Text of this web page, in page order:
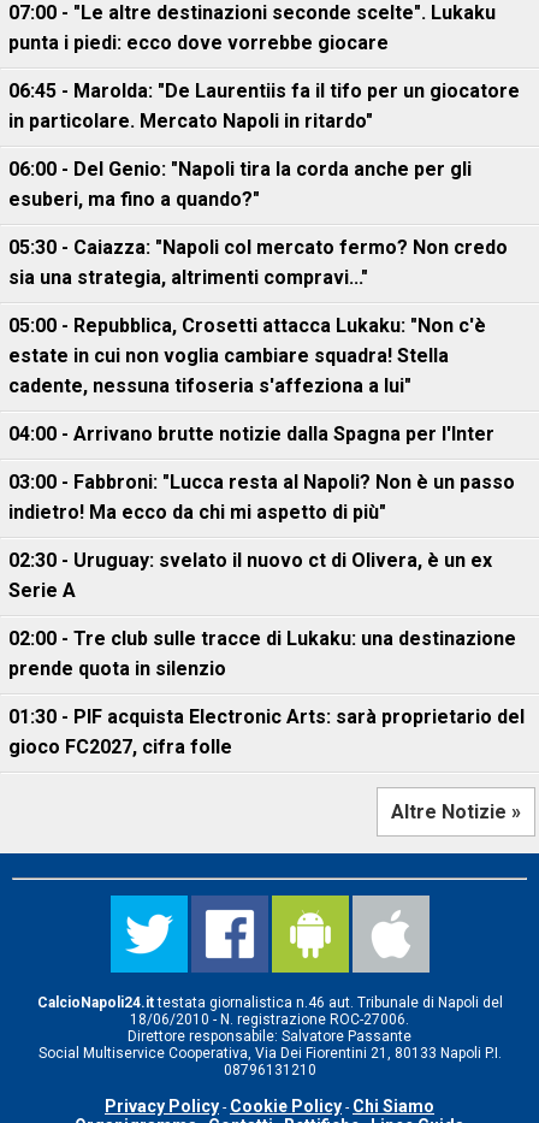
07:00 - "Le altre destinazioni seconde scelte". Lukaku
punta i piedi: ecco dove vorrebbe giocare
06:45 - Marolda: "De Laurentiis fa il tifo per un giocatore
in particolare. Mercato Napoli in ritardo"
06:00 - Del Genio: "Napoli tira la corda anche per gli
esuberi, ma fino a quando?"
05:30 - Caiazza: "Napoli col mercato fermo? Non credo
sia una strategia, altrimenti compravi..."
05:00 - Repubblica, Crosetti attacca Lukaku: "Non c'è
estate in cui non voglia cambiare squadra! Stella
cadente, nessuna tifoseria s'affeziona a lui"
04:00 - Arrivano brutte notizie dalla Spagna per l'Inter
03:00 - Fabbroni: "Lucca resta al Napoli? Non è un passo
indietro! Ma ecco da chi mi aspetto di più"
02:30 - Uruguay: svelato il nuovo ct di Olivera, è un ex
Serie A
02:00 - Tre club sulle tracce di Lukaku: una destinazione
prende quota in silenzio
01:30 - PIF acquista Electronic Arts: sarà proprietario del
gioco FC2027, cifra folle
Altre Notizie »
CalcioNapoli24.ittestata giornalistica n.46 aut. Tribunale di Napoli del
18/06/2010 - N. registrazione ROC-27006.
Direttore responsabile: Salvatore Passante
Social Multiservice Cooperativa, Via Dei Fiorentini 21, 80133 Napoli P.I.
08796131210
Privacy Policy - Cookie Policy - Chi Siamo